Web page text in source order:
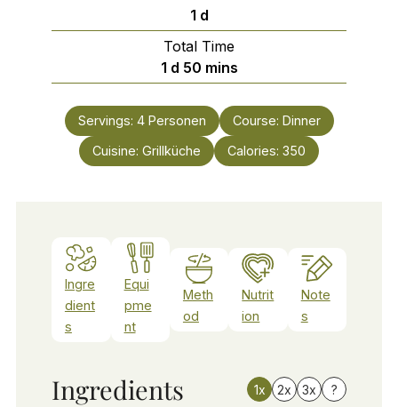
1day
d
Total Time
1day
d 50minutes
mins
Servings: 4 Personen Course: Dinner
Cuisine: Grillküche Calories: 350
Ingre
dient
s
Equi
pme
nt
Meth
od
Nutrit
ion
Note
s
Ingredients 1x 2x 3x ?